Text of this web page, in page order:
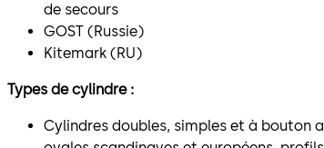
de secours
GOST (Russie)
Kitemark (RU)
Types de cylindre :
Cylindres doubles, simples et à bouton